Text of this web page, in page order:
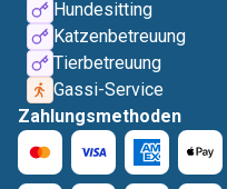
Hundesitting
Katzenbetreuung
Tierbetreuung
Gassi-Service
Zahlungsmethoden